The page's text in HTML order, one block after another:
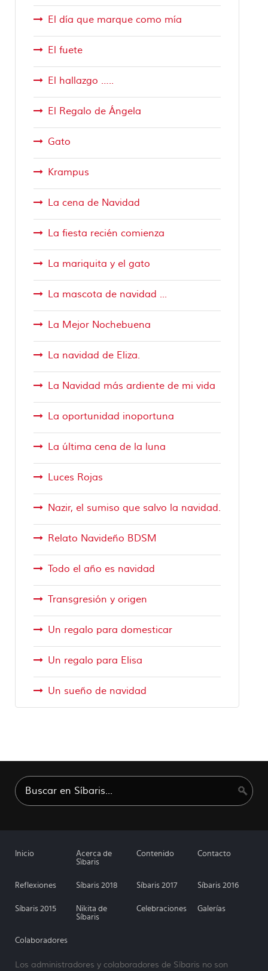
El día que marque como mía
El fuete
El hallazgo …..
El Regalo de Ángela
Gato
Krampus
La cena de Navidad
La fiesta recién comienza
La mariquita y el gato
La mascota de navidad ...
La Mejor Nochebuena
La navidad de Eliza.
La Navidad más ardiente de mi vida
La oportunidad inoportuna
La última cena de la luna
Luces Rojas
Nazir, el sumiso que salvo la navidad.
Relato Navideño BDSM
Todo el año es navidad
Transgresión y origen
Un regalo para domesticar
Un regalo para Elisa
Un sueño de navidad
Inicio
Acerca de
Sìbaris
Contenido Contacto
Reflexiones Síbaris 2018 Síbaris 2017 Síbaris 2016
Síbaris 2015
Nikita de
Síbaris
Celebraciones Galerías
Colaboradores
Los administradores y colaboradores de Síbaris no son